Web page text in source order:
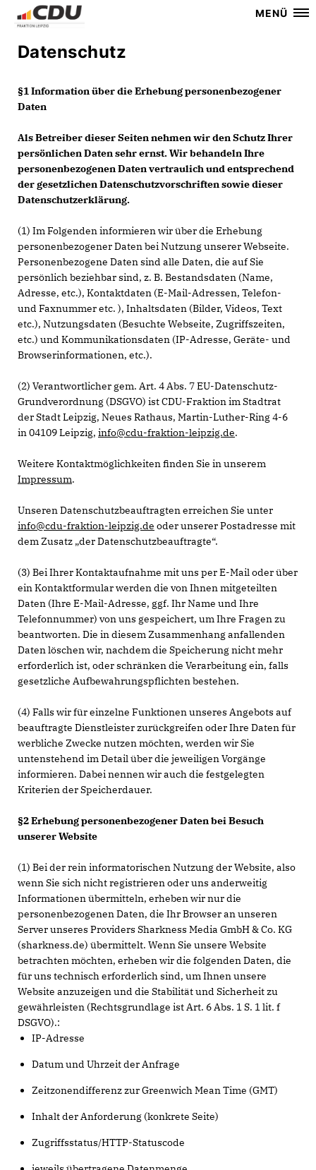
MENÜ
Datenschutz
§1 Information über die Erhebung personenbezogener
Daten
Als Betreiber dieser Seiten nehmen wir den Schutz Ihrer
persönlichen Daten sehr ernst. Wir behandeln Ihre
personenbezogenen Daten vertraulich und entsprechend
der gesetzlichen Datenschutzvorschriften sowie dieser
Datenschutzerklärung.
(1) Im Folgenden informieren wir über die Erhebung
personenbezogener Daten bei Nutzung unserer Webseite.
Personenbezogene Daten sind alle Daten, die auf Sie
persönlich beziehbar sind, z. B. Bestandsdaten (Name,
Adresse, etc.), Kontaktdaten (E-Mail-Adressen, Telefon-
und Faxnummer etc. ), Inhaltsdaten (Bilder, Videos, Text
etc.), Nutzungsdaten (Besuchte Webseite, Zugriffszeiten,
etc.) und Kommunikationsdaten (IP-Adresse, Geräte- und
Browserinformationen, etc.).
(2) Verantwortlicher gem. Art. 4 Abs. 7 EU-Datenschutz-
Grundverordnung (DSGVO) ist CDU-Fraktion im Stadtrat
der Stadt Leipzig, Neues Rathaus, Martin-Luther-Ring 4-6
in 04109 Leipzig, info@cdu-fraktion-leipzig.de.
Weitere Kontaktmöglichkeiten finden Sie in unserem
Impressum.
Unseren Datenschutzbeauftragten erreichen Sie unter
info@cdu-fraktion-leipzig.de oder unserer Postadresse mit
dem Zusatz „der Datenschutzbeauftragte“.
(3) Bei Ihrer Kontaktaufnahme mit uns per E-Mail oder über
ein Kontaktformular werden die von Ihnen mitgeteilten
Daten (Ihre E-Mail-Adresse, ggf. Ihr Name und Ihre
Telefonnummer) von uns gespeichert, um Ihre Fragen zu
beantworten. Die in diesem Zusammenhang anfallenden
Daten löschen wir, nachdem die Speicherung nicht mehr
erforderlich ist, oder schränken die Verarbeitung ein, falls
gesetzliche Aufbewahrungspflichten bestehen.
(4) Falls wir für einzelne Funktionen unseres Angebots auf
beauftragte Dienstleister zurückgreifen oder Ihre Daten für
werbliche Zwecke nutzen möchten, werden wir Sie
untenstehend im Detail über die jeweiligen Vorgänge
informieren. Dabei nennen wir auch die festgelegten
Kriterien der Speicherdauer.
§2 Erhebung personenbezogener Daten bei Besuch
unserer Website
(1) Bei der rein informatorischen Nutzung der Website, also
wenn Sie sich nicht registrieren oder uns anderweitig
Informationen übermitteln, erheben wir nur die
personenbezogenen Daten, die Ihr Browser an unseren
Server unseres Providers Sharkness Media GmbH & Co. KG
(sharkness.de) übermittelt. Wenn Sie unsere Website
betrachten möchten, erheben wir die folgenden Daten, die
für uns technisch erforderlich sind, um Ihnen unsere
Website anzuzeigen und die Stabilität und Sicherheit zu
gewährleisten (Rechtsgrundlage ist Art. 6 Abs. 1 S. 1 lit. f
DSGVO).:
IP-Adresse
Datum und Uhrzeit der Anfrage
Zeitzonendifferenz zur Greenwich Mean Time (GMT)
Inhalt der Anforderung (konkrete Seite)
Zugriffsstatus/HTTP-Statuscode